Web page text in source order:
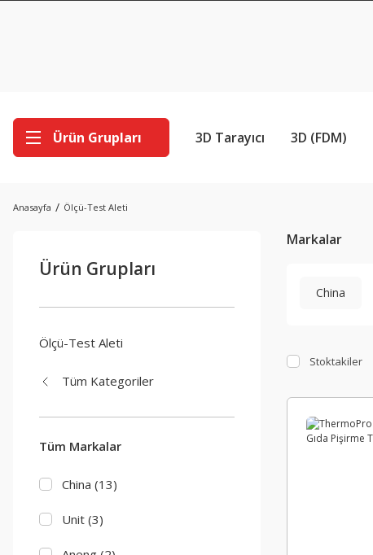
Ürün Grupları 3D Tarayıcı 3D (FDM)
Anasayfa Ölçü-Test Aleti
Ürün Grupları
Ölçü-Test Aleti
Tüm Kategoriler
Tüm Markalar
China (13)
Unit (3)
Markalar
China
Stoktakiler